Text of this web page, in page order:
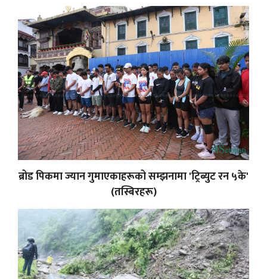
ब्रोड पिकमा ज्यान गुमाएकाहरूको सम्झनामा 'ट्रिब्युट रन ५के'
(तस्बिरहरू)